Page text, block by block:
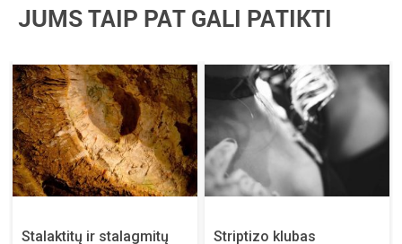
JUMS TAIP PAT GALI PATIKTI
Stalaktitų ir stalagmitų
Striptizo klubas